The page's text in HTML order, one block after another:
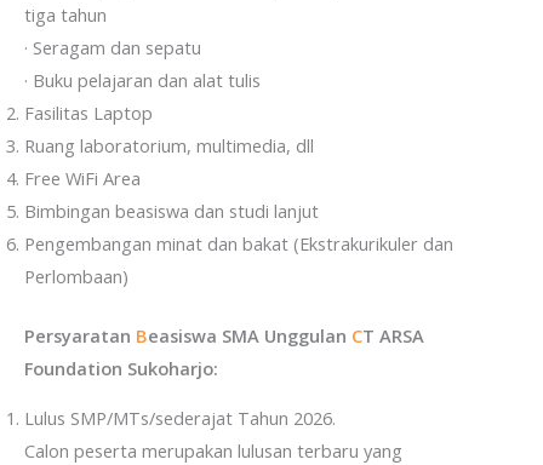
tiga tahun
· Seragam dan sepatu
· Buku pelajaran dan alat tulis
Fasilitas Laptop
Ruang laboratorium, multimedia, dll
Free WiFi Area
Bimbingan beasiswa dan studi lanjut
Pengembangan minat dan bakat (Ekstrakurikuler dan
Perlombaan)
Persyaratan Beasiswa SMA Unggulan CT ARSA
Foundation Sukoharjo:
Lulus SMP/MTs/sederajat Tahun 2026.
Calon peserta merupakan lulusan terbaru yang